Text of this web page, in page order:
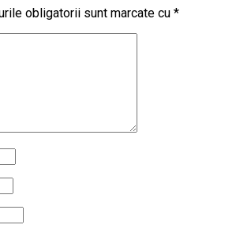
obligatorii sunt marcate cu *